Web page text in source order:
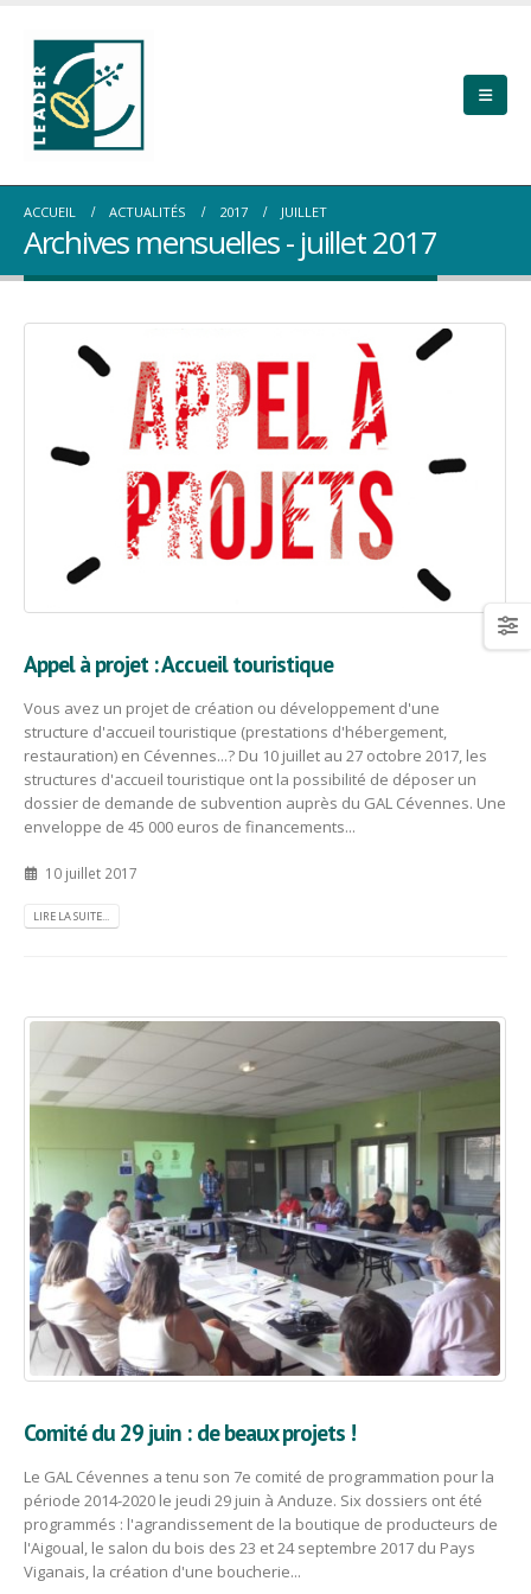
ACCUEIL ACTUALITÉS 2017 JUILLET
Archives mensuelles - juillet 2017
Appel à projet : Accueil touristique
Vous avez un projet de création ou développement d'une
structure d'accueil touristique (prestations d'hébergement,
restauration) en Cévennes...? Du 10 juillet au 27 octobre 2017, les
structures d'accueil touristique ont la possibilité de déposer un
dossier de demande de subvention auprès du GAL Cévennes. Une
enveloppe de 45 000 euros de financements...
10 juillet 2017
LIRE LA SUITE...
Comité du 29 juin : de beaux projets !
Le GAL Cévennes a tenu son 7e comité de programmation pour la
période 2014-2020 le jeudi 29 juin à Anduze. Six dossiers ont été
programmés : l'agrandissement de la boutique de producteurs de
l'Aigoual, le salon du bois des 23 et 24 septembre 2017 du Pays
Viganais, la création d'une boucherie...